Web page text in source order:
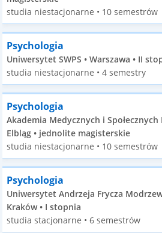
studia niestacjonarne • 10 semestrów
Psychologia
Uniwersytet SWPS • Warszawa • II
studia niestacjonarne • 4 semestry
Psychologia
Akademia Medycznych i
Elbląg • jednolite magisterskie
studia niestacjonarne • 10 semestrów
Psychologia
Uniwersytet Andrzeja Frycza
Kraków • I stopnia
studia stacjonarne • 6 semestrów